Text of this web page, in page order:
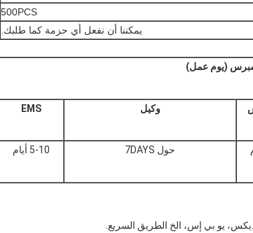
500PCS
يمكننا أن نفعل أي حزمة كما طلبك.
(يوم عمل)
وكيل EMS
حول 7DAYS 5-10 أيام
يو بي إس، الخ الطريق السريع.